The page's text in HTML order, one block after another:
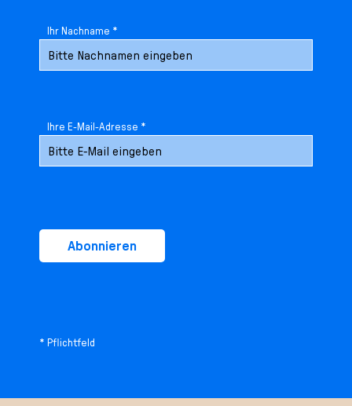
Ihr Nachname *
Ihre E-Mail-Adresse *
Abonnieren
* Pflichtfeld